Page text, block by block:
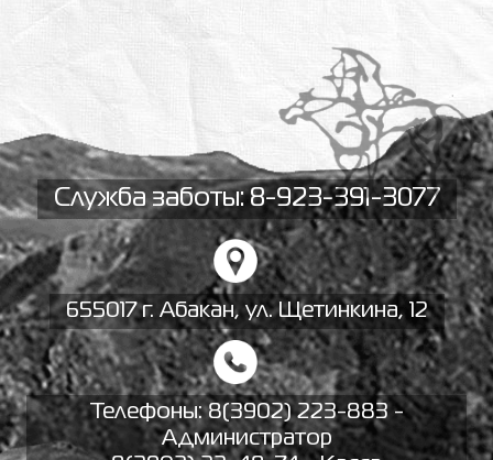
Служба заботы: 8-923-391-3077
655017 г. Абакан, ул. Щетинкина, 12
Телефоны:8(3902) 223-883 -
Администратор